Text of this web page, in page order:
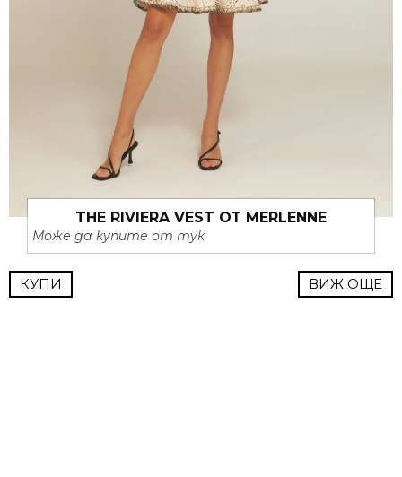
THE RIVIERA VEST ОТ MERLENNE
Може да купите от тук
КУПИ ВИЖ ОЩЕ